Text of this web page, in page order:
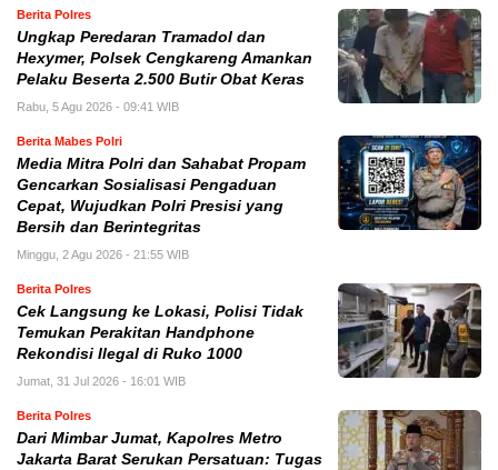
Berita Polres
Ungkap Peredaran Tramadol dan
Hexymer, Polsek Cengkareng Amankan
Pelaku Beserta 2.500 Butir Obat Keras
Rabu, 5 Agu 2026 - 09:41 WIB
Berita Mabes Polri
Media Mitra Polri dan Sahabat Propam
Gencarkan Sosialisasi Pengaduan
Cepat, Wujudkan Polri Presisi yang
Bersih dan Berintegritas
Minggu, 2 Agu 2026 - 21:55 WIB
Berita Polres
Cek Langsung ke Lokasi, Polisi Tidak
Temukan Perakitan Handphone
Rekondisi Ilegal di Ruko 1000
Jumat, 31 Jul 2026 - 16:01 WIB
Berita Polres
Dari Mimbar Jumat, Kapolres Metro
Jakarta Barat Serukan Persatuan: Tugas